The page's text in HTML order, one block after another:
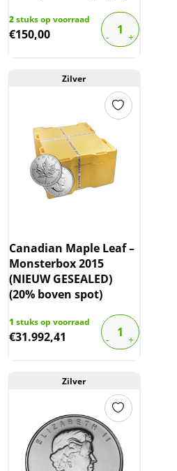
2stuks op voorraad
€150,00
Zilver
Canadian Maple Leaf –
Monsterbox 2015
(NIEUW GESEALED)
(20% boven spot)
1 stuks op voorraad
€31.992,41
Zilver